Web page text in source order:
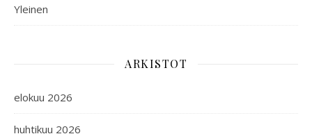
Yleinen
ARKISTOT
elokuu 2026
huhtikuu 2026